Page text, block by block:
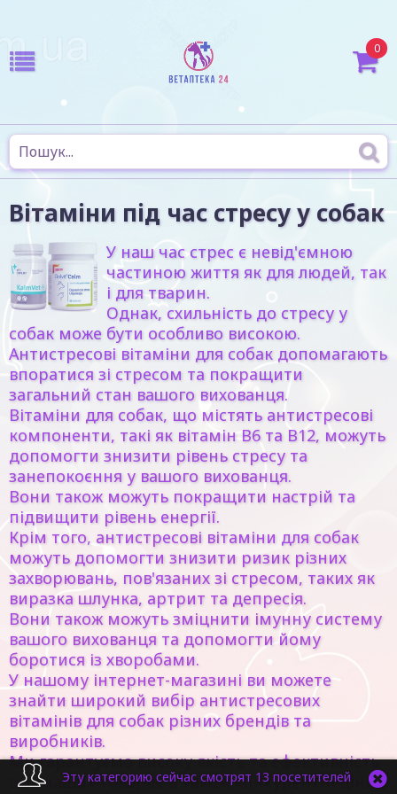
0
Вітаміни під час стресу у собак
У наш час стрес є невід'ємною
частиною життя як для людей, так
і для тварин.
Однак, схильність до стресу у
собак може бути особливо високою.
Антистресові вітаміни для собак допомагають
впоратися зі стресом та покращити
загальний стан вашого вихованця.
Вітаміни для собак, що містять антистресові
компоненти, такі як вітамін B6 та B12, можуть
допомогти знизити рівень стресу та
занепокоєння у вашого вихованця.
Вони також можуть покращити настрій та
підвищити рівень енергії.
Крім того, антистресові вітаміни для собак
можуть допомогти знизити ризик різних
захворювань, пов'язаних зі стресом, таких як
виразка шлунка, артрит та депресія.
Вони також можуть зміцнити імунну систему
вашого вихованця та допомогти йому
боротися із хворобами.
У нашому інтернет-магазині ви можете
знайти широкий вибір антистресових
вітамінів для собак різних брендів та
виробників.
Ми гарантуємо високу якість та ефективність
всіх наших товарів, а також конкурентні ціни.
Эту категорию сейчас смотрят 13 посетителей